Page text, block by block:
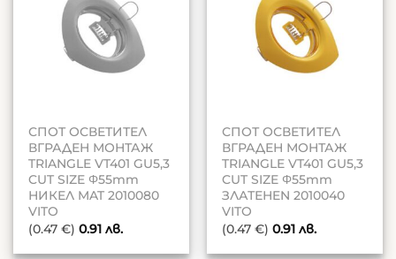
СПОТ ОСВЕТИТЕЛ
ВГРАДЕН МОНТАЖ
TRIANGLE VT401 GU5,3
CUT SIZE Φ55mm
НИКЕЛ MAT 2010080
VITO
(0.47 €) 0.91лв.
СПОТ ОСВЕТИТЕЛ
ВГРАДЕН МОНТАЖ
TRIANGLE VT401 GU5,3
CUT SIZE Φ55mm
ЗЛАТЕНEN 2010040
VITO
(0.47 €) 0.91лв.